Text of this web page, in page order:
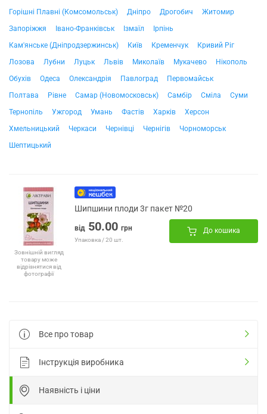
Горішні Плавні (Комсомольськ)
Дніпро Дрогобич
Житомир
Запоріжжя
Івано-Франківськ Ізмаїл
Ірпінь
Кам'янське (Дніпродзержинськ)
Київ Кременчук
Кривий Ріг
Лозова
Лубни Луцьк Львів Миколаїв Мукачево
Нікополь
Обухів
Одеса Олександрія Павлоград
Первомайськ
Полтава
Рівне Самар (Новомосковськ) Самбір Сміла
Суми
Тернопіль
Ужгород Умань Фастів Харків
Херсон
Хмельницький
Черкаси Чернівці Чернігів
Чорноморськ
Шептицький
Зовнішній вигляд
товару може
відрізнятися від
фотографії
Шипшини плоди 3г пакет №20
від 50.00 грн
Упаковка / 20 шт.
До кошика
Все про товар
Інструкція виробника
Наявність і ціни